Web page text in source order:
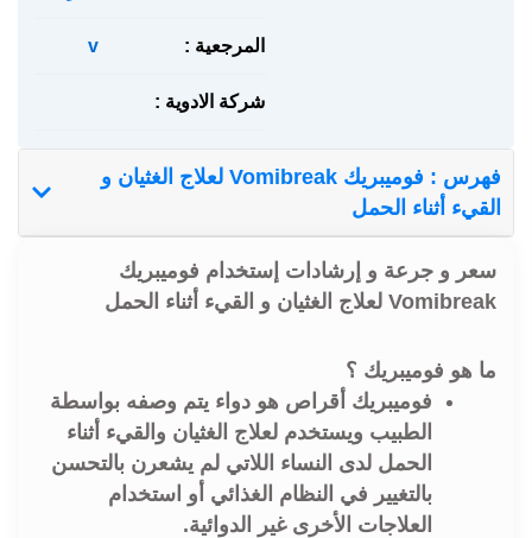
المرجعية : v
شركة الادوية :
فهرس : فوميبريك Vomibreak لعلاج الغثيان و
القيء أثناء الحمل
سعر و جرعة و إرشادات إستخدام فوميبريك
Vomibreak لعلاج الغثيان و القيء أثناء الحمل
ما هو فوميبريك ؟
فوميبريك أقراص هو دواء يتم وصفه بواسطة
الطبيب ويستخدم لعلاج الغثيان والقيء أثناء
الحمل لدى النساء اللاتي لم يشعرن بالتحسن
بالتغيير في النظام الغذائي أو استخدام
العلاجات الأخرى غير الدوائية.